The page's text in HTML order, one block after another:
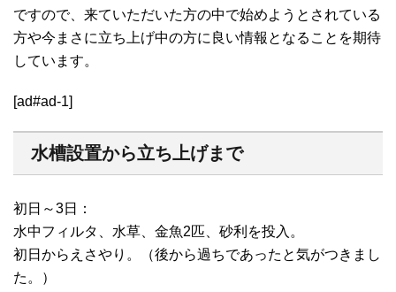
ですので、来ていただいた方の中で始めようとされている
方や今まさに立ち上げ中の方に良い情報となることを期待
しています。
[ad#ad-1]
水槽設置から立ち上げまで
初日～3日：
水中フィルタ、水草、金魚2匹、砂利を投入。
初日からえさやり。（後から過ちであったと気がつきまし
た。）